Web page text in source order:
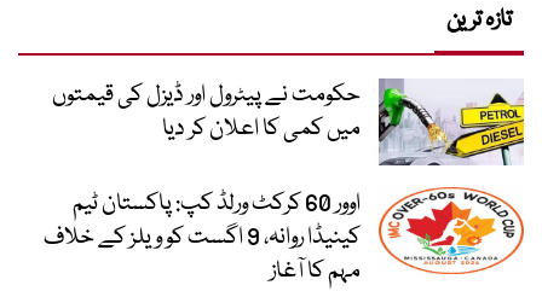
تازہ ترین
حکومت نے پیٹرول اور ڈیزل کی قیمتوں
میں کمی کا اعلان کر دیا
اوور 60 کرکٹ ورلڈ کپ: پاکستان ٹیم
کینیڈا روانہ، 9 اگست کو ویلز کے خلاف
مہم کا آغاز